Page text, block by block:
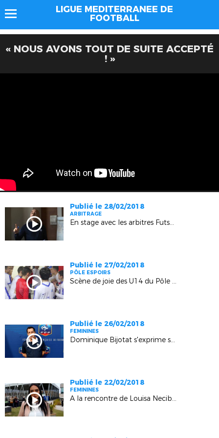
LIGUE MEDITERRANEE DE
FOOTBALL
« NOUS AVONS TOUT DE SUITE ACCEPTÉ
! »
Publié le 28/02/2018
ARBITRAGE
En stage avec les arbitres Futsal (Boulouris)
Publié le 27/02/2018
PÔLE ESPOIRS
Scène de joie des U14 du Pôle Espoirs (Hauts-de-France)
Publié le 26/02/2018
FEMININES
Dominique Bijotat s'exprime sur la mixité dans le football
Publié le 22/02/2018
FEMININES
A la rencontre de Louisa Necib-Cadamuro